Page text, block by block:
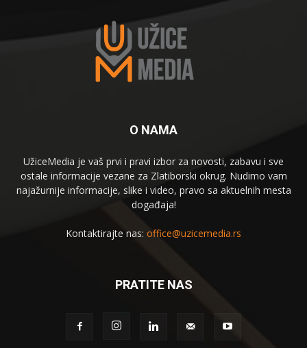
O NAMA
UžiceMedia je vaš prvi i pravi izbor za novosti, zabavu i sve
ostale informacije vezane za Zlatiborski okrug. Nudimo vam
najažurnije informacije, slike i video, pravo sa aktuelnih mesta
događaja!
Kontaktirajte nas: office@uzicemedia.rs
PRATITE NAS